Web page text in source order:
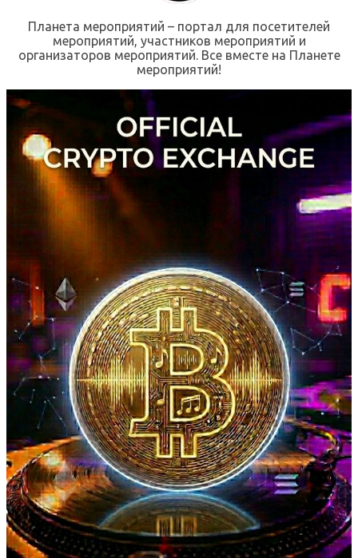
Планета мероприятий – портал для посетителей
мероприятий, участников мероприятий и
организаторов мероприятий. Все вместе на Планете
мероприятий!